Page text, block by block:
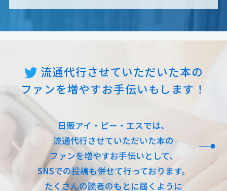
流通代行させていただいた本の
ファンを増やすお手伝いもします！
日販アイ・ピー・エスでは、
流通代行させていただいた本の
ファンを増やすお手伝いとして、
SNSでの投稿も併せて行っております。
たくさんの読者のもとに届くように